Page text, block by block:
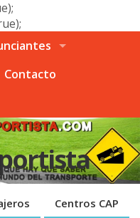
Contacto
Centros CAP